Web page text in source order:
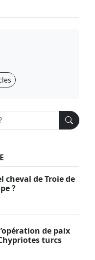
cheval de Troie de
?
de paix
turcs